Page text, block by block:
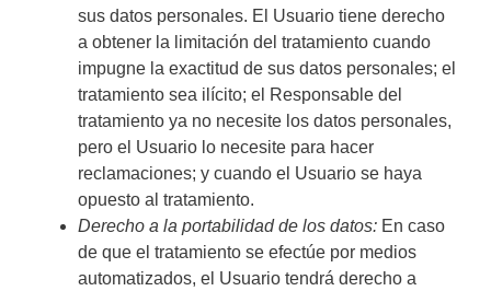
sus datos personales. El Usuario tiene derecho
a obtener la limitación del tratamiento cuando
impugne la exactitud de sus datos personales; el
tratamiento sea ilícito; el Responsable del
tratamiento ya no necesite los datos personales,
pero el Usuario lo necesite para hacer
reclamaciones; y cuando el Usuario se haya
opuesto al tratamiento.
Derecho a la portabilidad de los datos: En caso
de que el tratamiento se efectúe por medios
automatizados, el Usuario tendrá derecho a